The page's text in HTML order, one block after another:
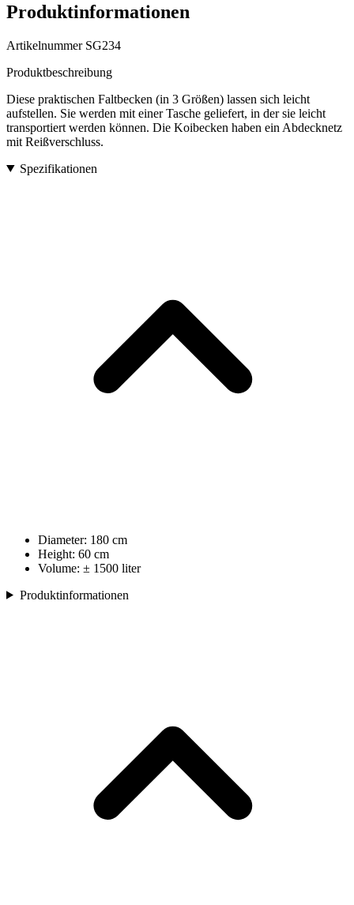
Produktinformationen
Artikelnummer SG234
Produktbeschreibung
Diese praktischen Faltbecken (in 3 Größen) lassen sich leicht
aufstellen. Sie werden mit einer Tasche geliefert, in der sie leicht
transportiert werden können. Die Koibecken haben ein Abdecknetz
mit Reißverschluss.
Spezifikationen
Diameter: 180 cm
Height: 60 cm
Volume: ± 1500 liter
Produktinformationen